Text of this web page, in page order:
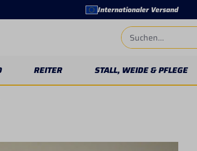
Internationaler Versand
REITER STALL, WEIDE & PFLEGE